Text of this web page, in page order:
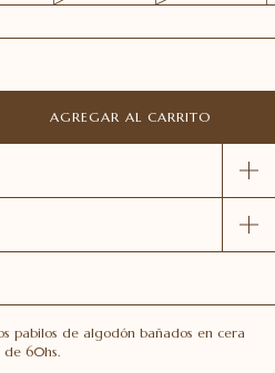
pabilos de algodón bañados en cera
de 60hs.